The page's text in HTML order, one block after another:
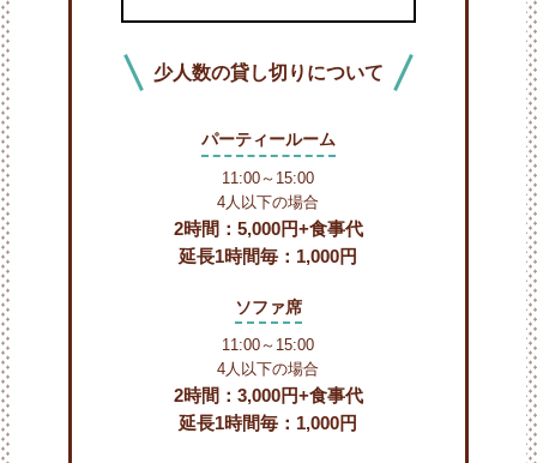
少人数の貸し切りについて
パーティールーム
11:00～15:00
4人以下の場合
2時間：5,000円+食事代
延長1時間毎：1,000円
ソファ席
11:00～15:00
4人以下の場合
2時間：3,000円+食事代
延長1時間毎：1,000円